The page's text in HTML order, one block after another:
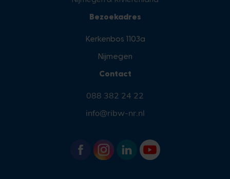
Bezoekadres
Kerkenbos 1103a
Nijmegen
Contact
088 382 24 22
info@ribw-nr.nl